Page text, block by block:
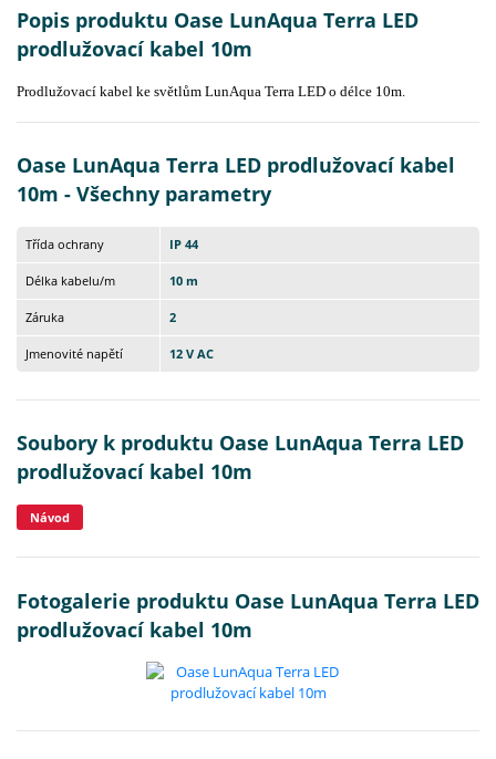
Popis produktu Oase LunAqua Terra LED
prodlužovací kabel 10m
Prodlužovací kabel ke světlům LunAqua Terra LED o délce 10m.
Oase LunAqua Terra LED prodlužovací kabel
10m - Všechny parametry
Třída ochrany IP 44
Délka kabelu/m 10 m
Záruka 2
Jmenovité napětí 12 V AC
Soubory k produktu Oase LunAqua Terra LED
prodlužovací kabel 10m
Návod
Fotogalerie produktu Oase LunAqua Terra LED
prodlužovací kabel 10m